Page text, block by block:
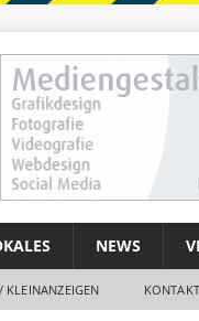
NEWS
KLEINANZEIGEN KONTAKT